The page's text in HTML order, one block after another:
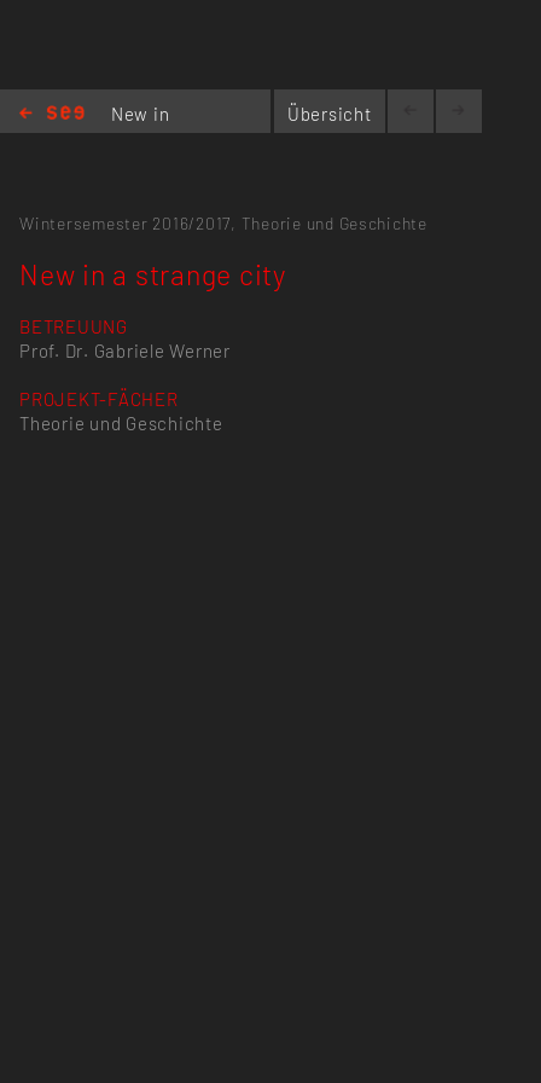
New in
Übersicht
Wintersemester 2016/2017, Theorie und Geschichte
New in a strange city
BETREUUNG
Prof. Dr. Gabriele Werner
PROJEKT-FÄCHER
Theorie und Geschichte